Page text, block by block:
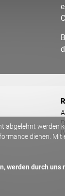
abgelehnt werden
dienen. Mit
werden durch uns